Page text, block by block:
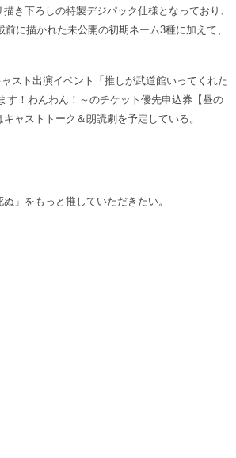
き下ろしの特製デジパック仕様となっており、
に描かれた未公開の初期ネーム3種に加えて、
スト出演イベント「推しが武道館いってくれた
！わんわん！～のチケット優先申込券【昼の
ャストトーク＆朗読劇を予定している。
」をもっと推していただきたい。